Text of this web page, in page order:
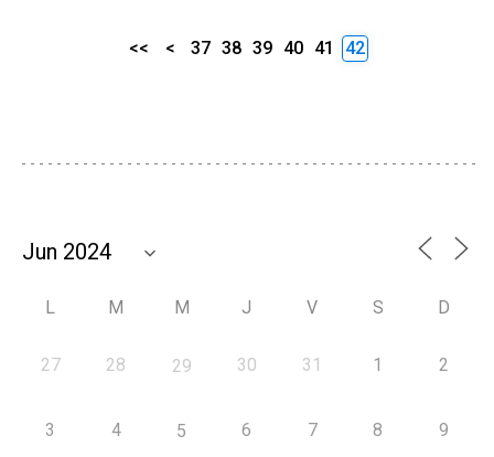
<< < 37 38 39 40 41 42
L M M J V S D
27 28 29 30 31 1 2
3 4 5 6 7 8 9